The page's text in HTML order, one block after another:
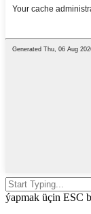
ýapmak üçin ESC